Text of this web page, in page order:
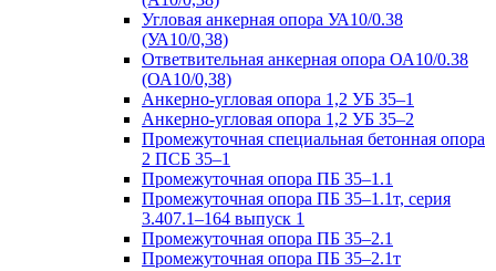
Угловая анкерная опора УА10/0.38
(УА10/0,38)
Ответвительная анкерная опора ОА10/0.38
(ОА10/0,38)
Анкерно-угловая опора 1,2 УБ 35–1
Анкерно-угловая опора 1,2 УБ 35–2
Промежуточная специальная бетонная опора
2 ПСБ 35–1
Промежуточная опора ПБ 35–1.1
Промежуточная опора ПБ 35–1.1т, серия
3.407.1–164 выпуск 1
Промежуточная опора ПБ 35–2.1
Промежуточная опора ПБ 35–2.1т